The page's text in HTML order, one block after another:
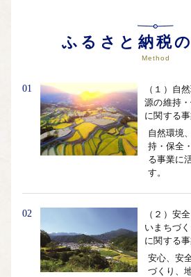
ふるさと納税
Method
01
（１）自
源の維持
に関する
自然環境
持・保全
る事業に
す。
02
（２）安
いまちづ
に関する
安心、安
づくり、